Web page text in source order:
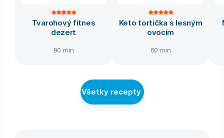
Tvarohový fitnes
dezert
90 min
Keto tortička s lesným
ovocím
60 min
Všetky recepty